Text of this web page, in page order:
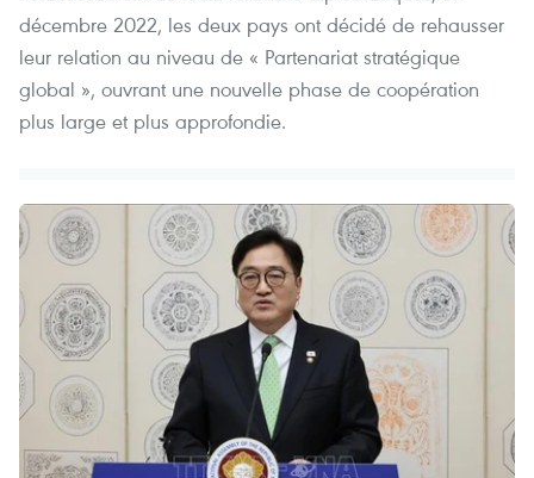
décembre 2022, les deux pays ont décidé de rehausser
leur relation au niveau de « Partenariat stratégique
global », ouvrant une nouvelle phase de coopération
plus large et plus approfondie.